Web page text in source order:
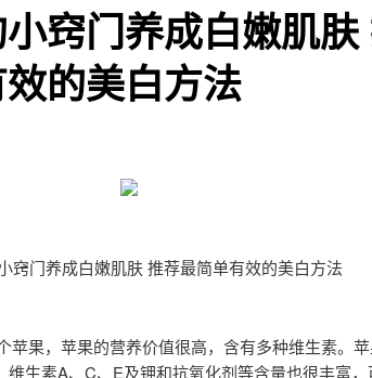
窍门养成白嫩肌肤
的美白方法
窍门养成白嫩肌肤 推荐最简单有效的美白方法
苹果，苹果的营养价值很高，含有多种维生素。
维生素A、C、E及钾和抗氧化剂等含量也很丰富